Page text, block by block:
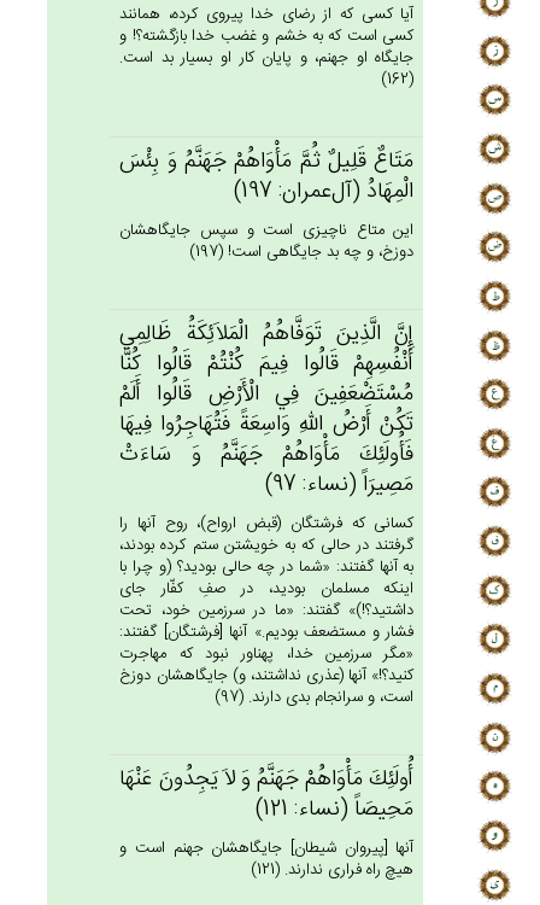
آيا كسى كه از رضاى خدا پيروى كرده، همانند
كسى است كه به خشم و غضب خدا بازگشته؟! و
جايگاه او جهنم، و پايان كار او بسيار بد است.
(162)
مَتَاع‌ٌ قَلِيل‌ٌ ثُم‌َّ مَأْوَاهُم‌ْ جَهَنَّم‌ُ وَ بِئْس‌َ
الْمِهَادُ (آل‌عمران: 197)
اين متاع ناچيزى است و سپس جايگاهشان
دوزخ، و چه بد جايگاهى است! (197)
إِن‌َّ الَّذِين‌َ تَوَفَّاهُم‌ُ الْمَلاَئِكَة‌ُ ظَالِمِي‌
أَنْفُسِهِم‌ْ قَالُوا فِيم‌َ كُنْتُم‌ْ قَالُوا كُنَّا
مُسْتَضْعَفِين‌َ فِي‌ الْأَرْض‌ِ قَالُوا أَلَم‌ْ
تَكُن‌ْ أَرْض‌ُ الله‌ِ وَاسِعَة‌ً فَتُهَاجِرُوا فِيهَا
فَأُولَئِك‌َ مَأْوَاهُم‌ْ جَهَنَّم‌ُ وَ سَاءَت‌ْ
مَصِيرَاً (نساء: 97)
كسانى كه فرشتگان (قبض ارواح)، روح آنها را
گرفتند در حالى كه به خويشتن ستم كرده بودند،
به آنها گفتند: «شما در چه حالى بوديد؟ (و چرا با
اينكه مسلمان بوديد، در صفِ كفّار جاى
داشتيد؟!)» گفتند: «ما در سرزمين خود، تحت
فشار و مستضعف بوديم.» آنها [فرشتگان‏] گفتند:
«مگر سرزمين خدا، پهناور نبود كه مهاجرت
كنيد؟!» آنها (عذرى نداشتند، و) جايگاهشان دوزخ
است، و سرانجام بدى دارند. (97)
أُولَئِك‌َ مَأْوَاهُم‌ْ جَهَنَّم‌ُ وَ لاَ يَجِدُون‌َ عَنْهَا
مَحِيصَاً (نساء: 121)
آنها [پيروان شيطان‏] جايگاهشان جهنم است و
هيچ راه فرارى ندارند. (121)